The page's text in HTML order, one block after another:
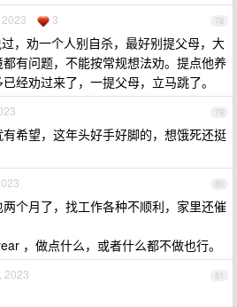
78
3
，劝一个人别自杀，最好别提父母，大
有问题，不能按常规想法劝。提点他养
经劝过来了，一提父母，立马跳了。
79
希望，这年头好手好脚的，想饿死还挺
80
个月了，找工作各种不顺利，家里还催
，做点什么，或者什么都不做也行。
81
2023